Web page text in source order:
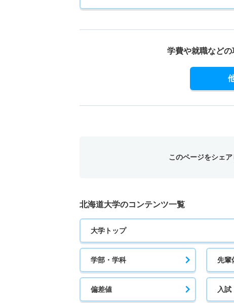
学費や就職などの
このページをシェア
北海道大学のコンテンツ一覧
大学トップ
学部・学科 先輩
偏差値 入試